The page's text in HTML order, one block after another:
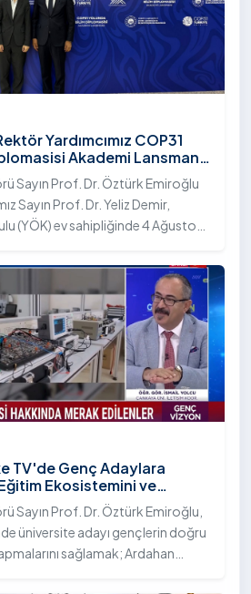
Yardımcımız COP31
Akademi Lansmanı
Sayın Prof. Dr. Öztürk Emiroğlu
Sayın Prof. Dr. Yeliz Demir,
(YÖK) ev sahipliğinde 4 Ağustos
Lansmanı” programına
TV'de Genç Adaylara
Ekosistemini ve
Anlattı
Sayın Prof. Dr. Öztürk Emiroğlu,
üniversite adayı gençlerin doğru
sağlamak; Ardahan